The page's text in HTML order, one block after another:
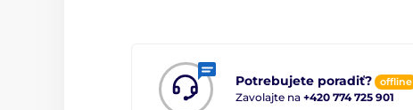
Potrebujete poradiť? offline
Zavolajte na +420 774 725 901